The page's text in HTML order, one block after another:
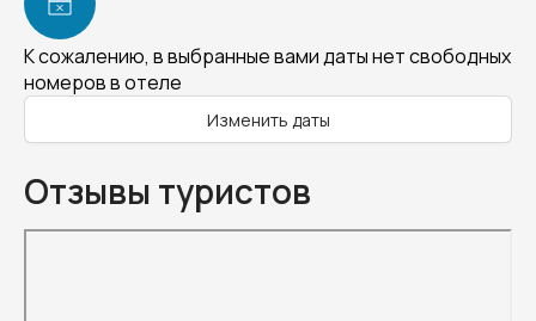
К сожалению, в выбранные вами даты нет свободных
номеров в отеле
Изменить даты
Отзывы туристов